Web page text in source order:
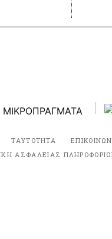
ΤΑΥΤΟΤΗΤΑ
ΑΣΦΑΛΕΙΑΣ